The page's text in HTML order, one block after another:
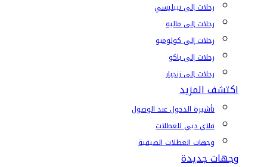
رحلات إلى تبيليسي
رحلات إلى ماليه
رحلات إلى كولومبو
رحلات إلى باكو
رحلات إلى زنجبار
اكتشف المزيد
تأشيرة الدخول عند الوصول
فلاي دبي للعطلات
وجهات العطلات الصيفية
وجهات جديدة